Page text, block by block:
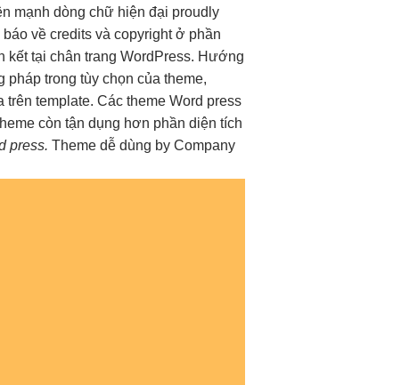
mạnh dòng chữ hiện đại proudly
về credits và copyright ở phần
kết tại chân trang WordPress. Hướng
trong tùy chọn của theme,
template. Các theme Word press
còn tận dụng hơn phần diện tích
press. Themedễ dùng by Company